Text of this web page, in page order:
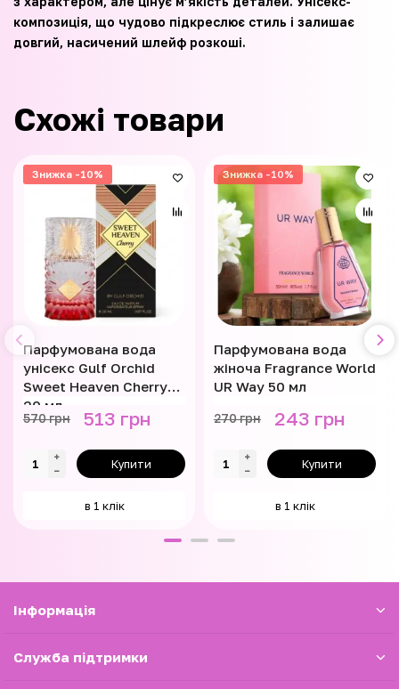
композиція, що чудово підкреслює стиль і залишає
довгий, насичений шлейф розкоші.
Схожі товари
Знижка -10%
Парфумована вода
унісекс Gulf Orchid
Sweet Heaven Cherry
20 мл
570 грн 513 грн
Купити
в 1 клік
Знижка -10%
Парфумована вода
жіноча Fragrance World
UR Way 50 мл
270 грн 243 грн
Купити
в 1 клік
Iнформація
Служба підтримки